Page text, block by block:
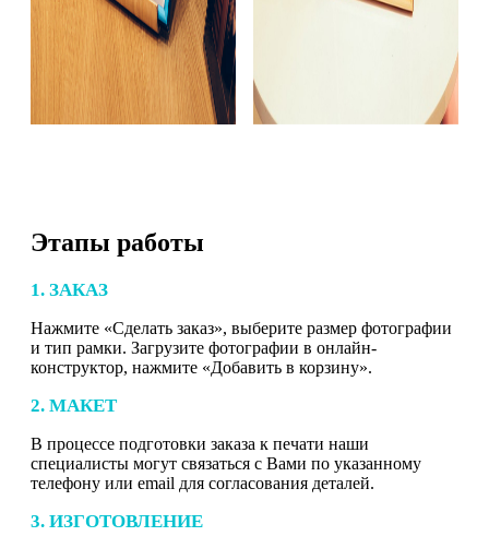
Этапы работы
1. ЗАКАЗ
Нажмите «Сделать заказ», выберите размер фотографии
и тип рамки. Загрузите фотографии в онлайн-
конструктор, нажмите «Добавить в корзину».
2. МАКЕТ
В процессе подготовки заказа к печати наши
специалисты могут связаться с Вами по указанному
телефону или email для согласования деталей.
3. ИЗГОТОВЛЕНИЕ